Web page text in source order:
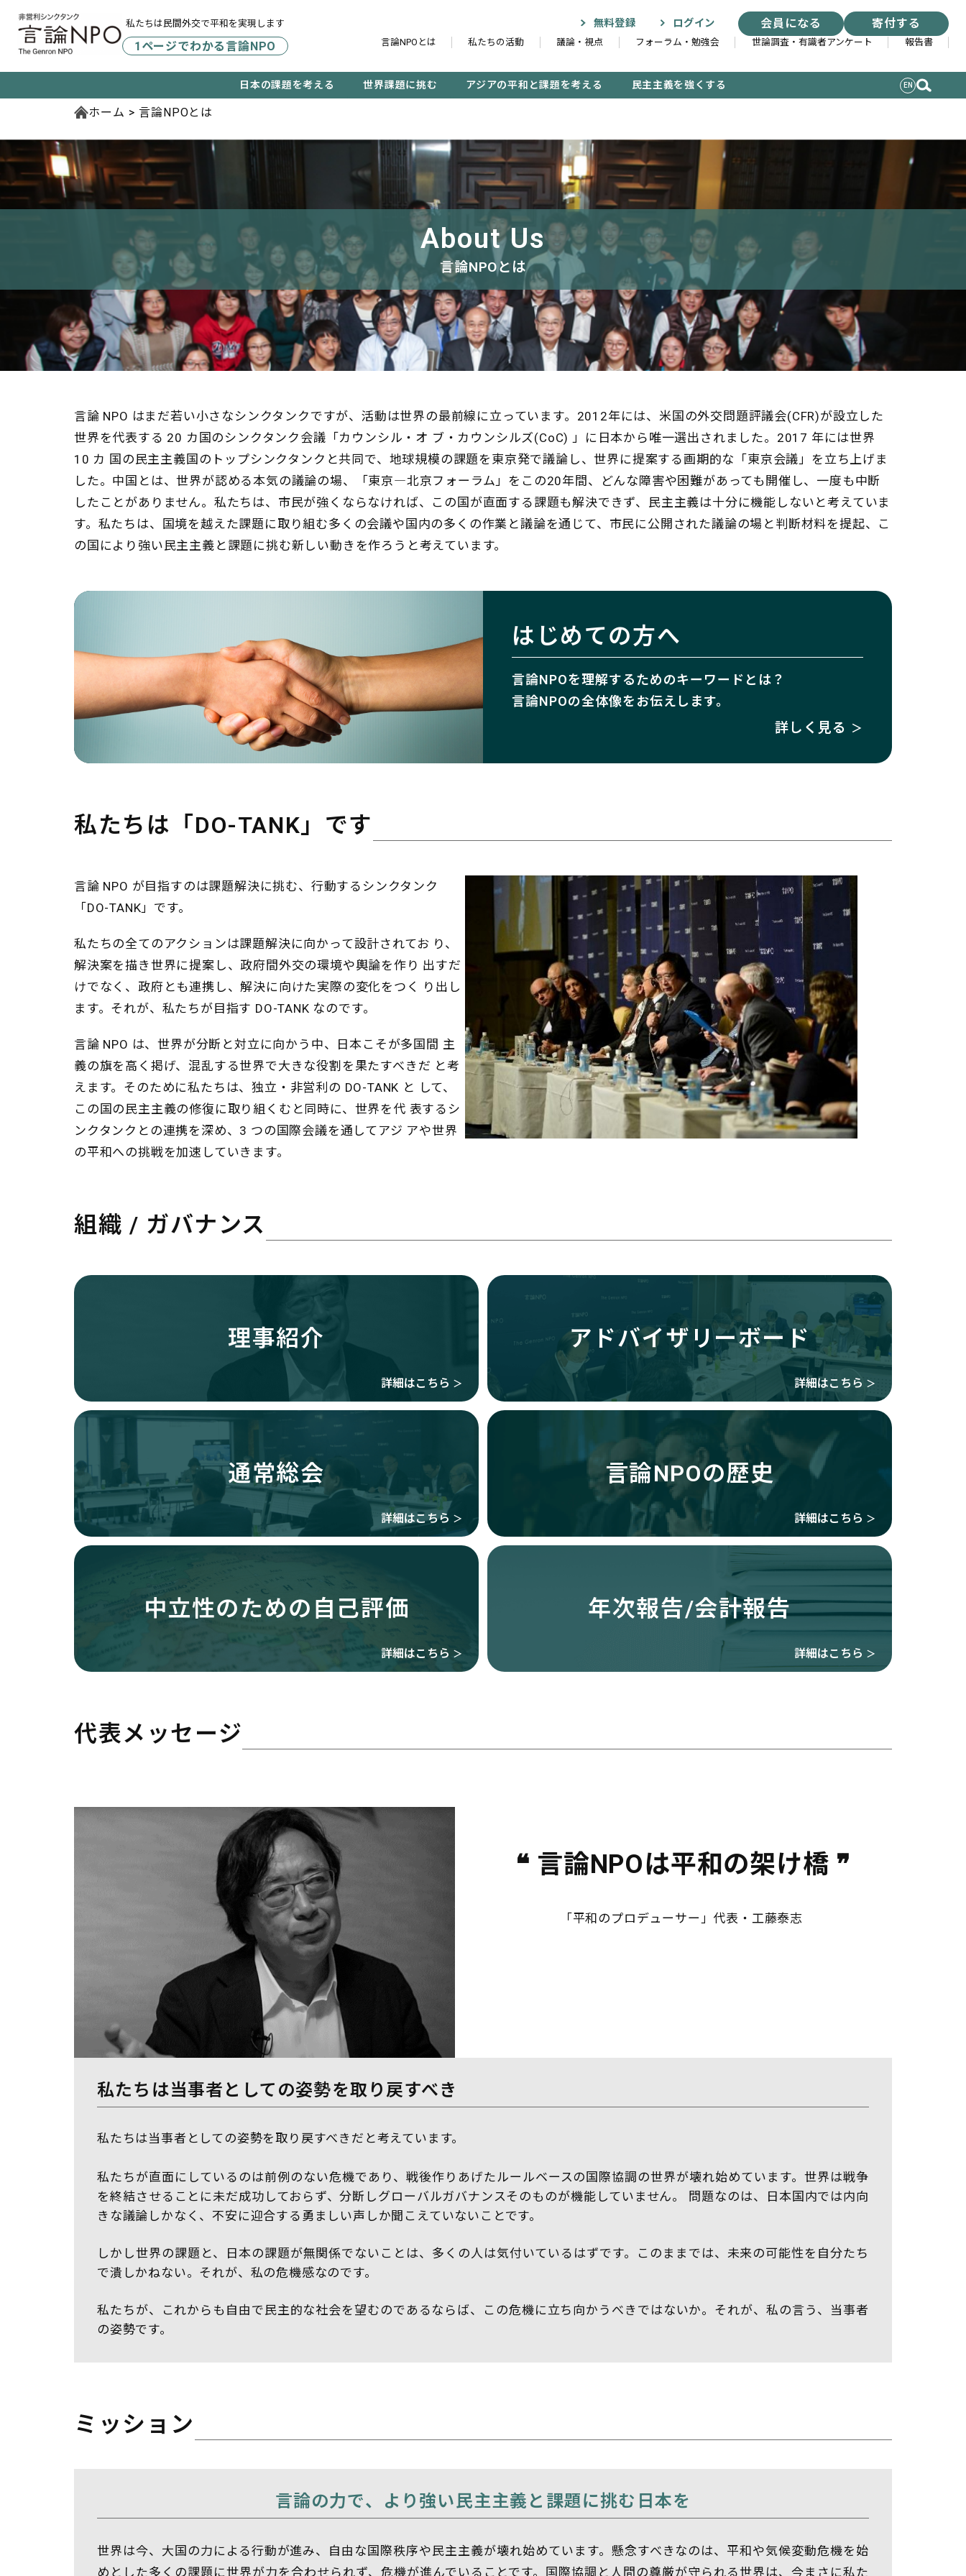
私たちは民間外交で平和を実現します
1ページでわかる言論NPO
無料登録 ログイン 会員になる 寄付する
言論NPOとは 私たちの活動 議論・視点 フォーラム・勉強会 世論調査・有識者アンケート 報告書
日本の課題を考える 世界課題に挑む アジアの平和と課題を考える 民主主義を強くする EN
記事検索する
検索
ホーム 言論NPOとは
About Us
言論NPOとは
言論 NPO はまだ若い小さなシンクタンクですが、活動は世界の最前線に立っています。2012年には、米国の外交問 題評議会(CFR)が設立した
世界を代表する 20 カ国のシンクタンク会議「カウンシル・オ ブ・カウンシルズ(CoC) 」に日本から唯一選出されました。2017 年には世界
10 カ 国の民主主義国のトップシンクタンクと共同で、地球規模の課題を東京発で議論し、世界に提案する画期的な「東京会議」を立ち上げま
した。中国とは、世界が認める本気の議論の場、「東京―北京フォーラム」をこの20年間、どんな障害や困難があっても開催し、一度も中断
したことがありません。私たちは、市民が強くならなければ、この国が直面する課題も解決できず、民主主義は十分に機能しないと考えていま
す。私たちは、国境を越えた課題に取り組む多くの会議や国内の多くの作業と議論を通じて、市民に公開された議論の場と判断材料を提起、こ
の国により強い民主主義と課題に挑む新しい動きを作ろうと考えています。
はじめての方へ
言論NPOを理解するためのキーワードとは？
言論NPOの全体像をお伝えします。
詳しく見る ＞
私たちは「DO-TANK」です
言論 NPO が目指すのは課題解決に挑む、行動するシンクタンク
「DO-TANK」です。
私たちの全てのアクションは課題解決に向かって設計されてお り、
解決案を描き世界に提案し、政府間外交の環境や輿論を作り 出すだ
けでなく、政府とも連携し、解決に向けた実際の変化をつく り出し
ます。それが、私たちが目指す DO-TANK なのです。
言論 NPO は、世界が分断と対立に向かう中、日本こそが多国間 主
義の旗を高く掲げ、混乱する世界で大きな役割を果たすべきだ と考
えます。そのために私たちは、独立・非営利の DO-TANK と して、
この国の民主主義の修復に取り組くむと同時に、世界を代 表するシ
ンクタンクとの連携を深め、3 つの国際会議を通してアジ アや世界
の平和への挑戦を加速していきます。
組織 / ガバナンス
理事紹介
詳細はこちら ＞
アドバイザリーボード
詳細はこちら ＞
通常総会
詳細はこちら ＞
言論NPOの歴史
詳細はこちら ＞
中立性のための 自己評価
詳細はこちら ＞
年次報告/会計報告
詳細はこちら ＞
代表メッセージ
❝ 言論NPOは平和の架け橋 ❞
「平和のプロデューサー」代表・工藤泰志
私たちは当事者としての姿勢を取り戻すべき
私たちは当事者としての姿勢を取り戻すべきだと考えています。
私たちが直面にしているのは前例のない危機であり、戦後作りあげたルールベースの国際協調の世界が壊れ始めています。世界は戦争
を終結させることに未だ成功しておらず、分断しグローバルガバナンスそのものが機能していません。 問題なのは、日本国内では内向
きな議論しかなく、不安に迎合する勇ましい声しか聞こえていないことです。
しかし世界の課題と、日本の課題が無関係でないことは、多くの人は気付いているはずです。このままでは、未来の可能性を自分たち
で潰しかねない。それが、私の危機感なのです。
私たちが、これからも自由で民主的な社会を望むのであるならば、この危機に立ち向かうべきではないか。それが、私の言う、当事者
の姿勢です。
ミッション
言論の力で、より強い民主主義と課題に挑む日本を
世界は今、大国の力による行動が進み、自由な国際秩序や民主主義が壊れ始めています。懸念すべきなのは、平和や気候変動危機を始
めとした多くの課題に世界が力を合わせられず、危機が進んでいることです。 国際協調と人間の尊厳が守られる世界は、今まさに私た